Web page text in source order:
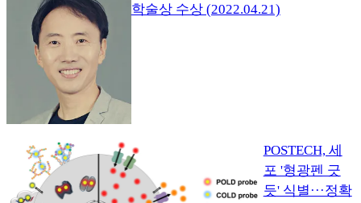
학술상 수상 (2022.04.21)
POSTECH, 세
포 '형광펜 긋
듯' 식별···정확